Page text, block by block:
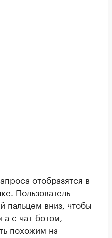
отобразятся в
Пользователь
пальцем вниз, чтобы
с чат-ботом,
похожим на